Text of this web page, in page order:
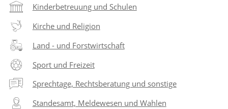
Kinderbetreuung und Schulen
Kirche und Religion
Land - und Forstwirtschaft
Sport und Freizeit
Sprechtage, Rechtsberatung und sonstige
Standesamt, Meldewesen und Wahlen